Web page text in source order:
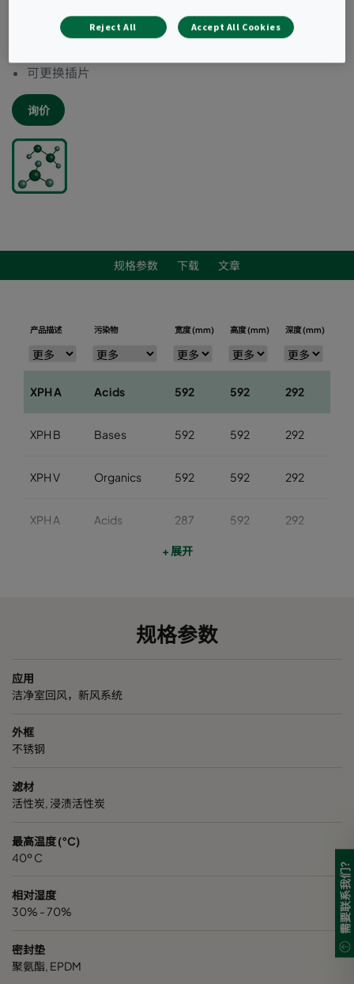
重复使用箱体减少废料
紧凑结构设计
可更换插片
询价
规格参数 下载 文章
产品描述 污染物 宽度 (mm) 高度 (mm) 深度 (mm)
XPH A Acids 592 592 292
XPH B Bases 592 592 292
XPH V Organics 592 592 292
XPH A Acids 287 592 292
+ 展开
规格参数
应用
洁净室回风，新风系统
外框
不锈钢
滤材
活性炭, 浸渍活性炭
最高温度 (°C)
40º C
相对湿度
30% - 70%
密封垫
聚氨酯, EPDM
需要联系我们?
Reject All Accept All Cookies